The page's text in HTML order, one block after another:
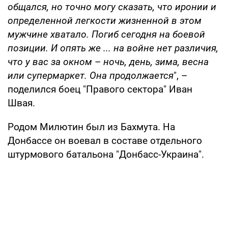
общался, но точно могу сказать, что иронии и
определенной легкости жизненной в этом
мужчине хватало. Погиб сегодня на боевой
позиции. И опять же ... на войне нет различия,
что у вас за окном – ночь, день, зима, весна
или супермаркет. Она продолжается", –
поделился боец "Правого сектора" Иван
Швая.
Родом Милютин был из Бахмута. На
Донбассе он воевал в составе отдельного
штурмового батальона "Донбасс-Украина".